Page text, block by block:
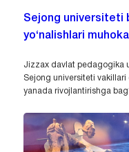
Sejong universiteti
yo‘nalishlari
Jizzax davlat pedagogika
Sejong universiteti vakillari
yanada rivojlantirishga